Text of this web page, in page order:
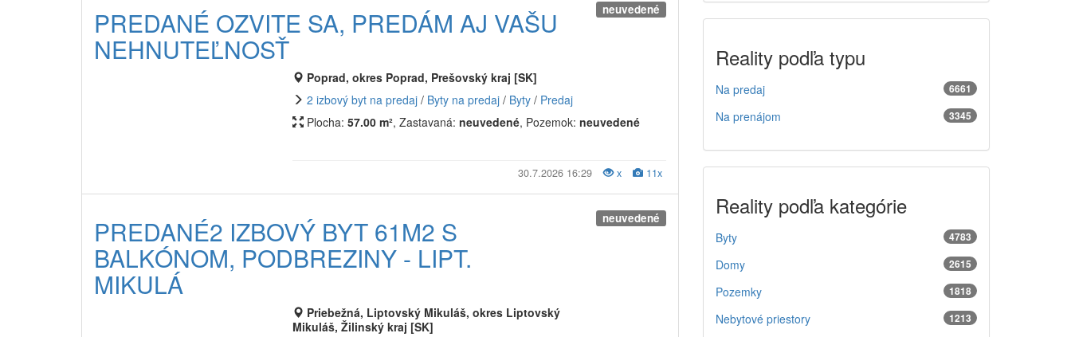
PREDANÉ OZVITE SA, PREDÁM AJ VAŠU
NEHNUTEĽNOSŤ
neuvedené
Poprad, okres Poprad, Prešovský kraj [SK]
2 izbový byt na predaj / Byty na predaj / Byty / Predaj
Plocha:57.00 m², Zastavaná:neuvedené, Pozemok:neuvedené
30.7.2026 16:29 x 11x
PREDANÉ2 IZBOVÝ BYT 61M2 S
BALKÓNOM, PODBREZINY - LIPT.
MIKULÁ
neuvedené
Priebežná, Liptovský Mikuláš, okres Liptovský
Mikuláš, Žilinský kraj [SK]
Reality podľa typu
6661
Na predaj
3345
Na prenájom
Reality podľa kategórie
4783
Byty
2615
Domy
1818
Pozemky
1213
Nebytové priestory